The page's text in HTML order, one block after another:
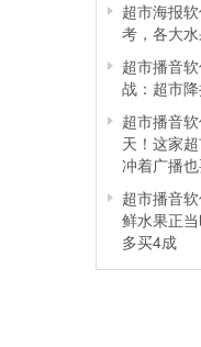
超市海报
考，各大
超市播音
战：超市
超市播音
天！这家
冲着广播
超市播音
鲜水果正
多买4成